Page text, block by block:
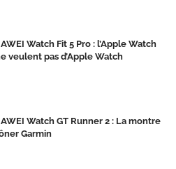
Watch Fit 5 Pro : l’Apple Watch
veulent pas d’Apple Watch
Watch GT Runner 2 : La montre
Garmin